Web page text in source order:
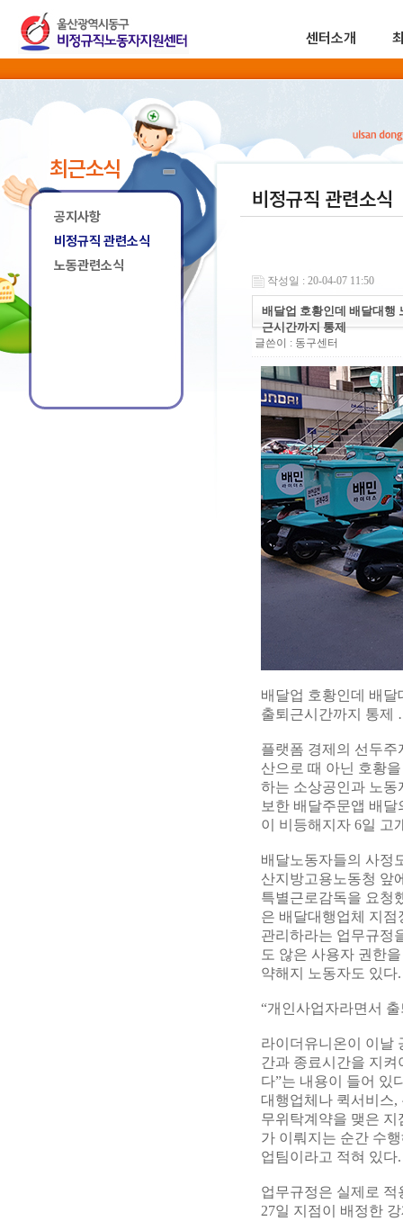
센터소개
최근소식
공지사항
비정규직 관련소식
노동관련소식
비정규직 관련소식
작성일 : 20-04-07 11:50
배달업 호황인데 배달대행
근시간까지 통제
글쓴이 : 동구센터
배달업 호황인데 배
출퇴근시간까지 통제
플랫폼 경제의 선두
산으로 때 아닌 호황
하는 소상공인과 노
보한 배달주문앱 배
이 비등해지자 6일 고
배달노동자들의 사정
산지방고용노동청 앞
특별근로감독을 요청
은 배달대행업체 지
관리하라는 업무규정
도 않은 사용자 권한
약해지 노동자도 있다.
“개인사업자라면서
라이더유니온이 이날
간과 종료시간을 지켜
다”는 내용이 들어 있
대행업체나 퀵서비스,
무위탁계약을 맺은
가 이뤄지는 순간 수
업팀이라고 적혀 있다.
업무규정은 실제로
27일 지점이 배정한